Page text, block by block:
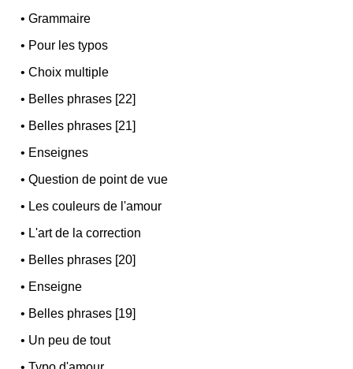
•Grammaire
• Pour les typos
•Choix multiple
• Belles phrases [22]
• Belles phrases [21]
• Enseignes
•Question de point de vue
• Les couleurs de l'amour
• L'art de la correction
• Belles phrases [20]
• Enseigne
• Belles phrases [19]
• Un peu de tout